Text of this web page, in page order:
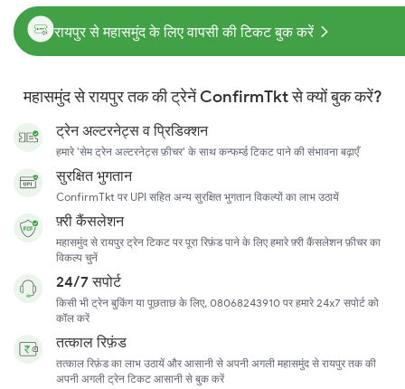
रायपुर से महासमुंद के लिए वापसी की टिकट बुक करें
महासमुंद से रायपुर तक की ट्रेनें ConfirmTkt से क्यों बुक करें?
ट्रेन अल्टरनेट्स व प्रिडिक्शन
हमारे 'सेम ट्रेन अल्टरनेट्स फ़ीचर' के साथ कन्फर्म्ड टिकट पाने की संभावना बढ़ाएँ
सुरक्षित भुगतान
ConfirmTkt पर UPI सहित अन्य सुरक्षित भुगतान विकल्पों का लाभ उठायें
फ़्री कैंसलेशन
महासमुंद से रायपुर ट्रेन टिकट पर पूरा रिफ़ंड पाने के लिए हमारे फ़्री कैंसलेशन फ़ीचर का
विकल्प चुनें
24/7 सपोर्ट
किसी भी ट्रेन बुकिंग या पूछताछ के लिए, 08068243910 पर हमारे 24x7 सपोर्ट को
कॉल करें
तत्काल रिफ़ंड
तत्काल रिफ़ंड का लाभ उठायें और आसानी से अपनी अगली महासमुंद से रायपुर तक की
अपनी अगली ट्रेन टिकट आसानी से बुक करें